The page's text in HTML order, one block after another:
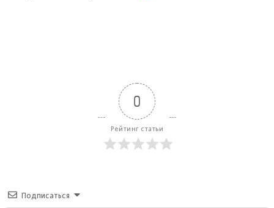
0
Рейтинг статьи
Подписаться